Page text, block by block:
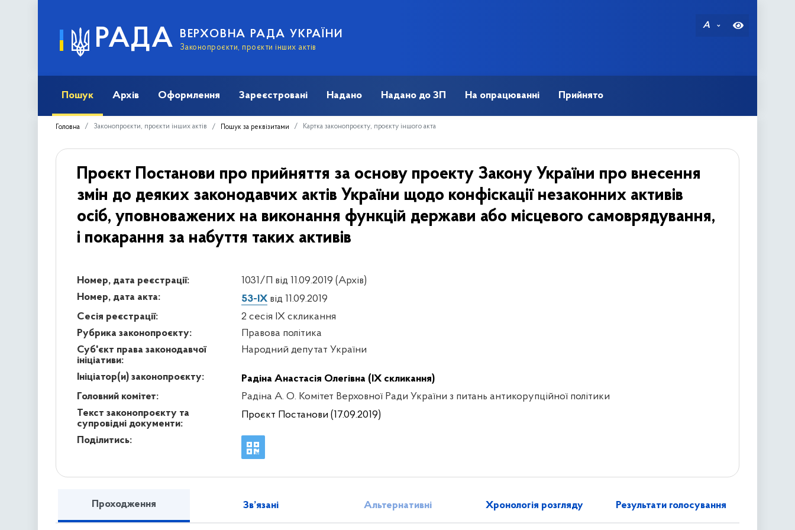
РАДА ВЕРХОВНА РАДА УКРАЇНИ
Законопроєкти, проєкти інших актів
A
Пошук Архів Оформлення Зареєстровані Надано Надано до ЗП На опрацюванні Прийнято
Головна Законопроєкти, проєкти інших актів Пошук за реквізитами Картка законопроєкту, проєкту іншого акта
Проєкт Постанови про прийняття за основу проекту Закону України про внесення
змін до деяких законодавчих актів України щодо конфіскації незаконних активів
осіб, уповноважених на виконання функцій держави або місцевого самоврядування,
і покарання за набуття таких активів
Номер, дата реєстрації:
1031/П від 11.09.2019 (Архів)
Номер, дата акта:
53-IX від 11.09.2019
Сесія реєстрації:
2 сесія IX скликання
Рубрика законопроєкту:
Правова політика
Суб'єкт права законодавчої
ініціативи:
Народний депутат України
Ініціатор(и) законопроєкту:
Радіна Анастасія Олегівна (IX скликання)
Головний комітет:
Радіна А. О. Комітет Верховної Ради України з питань антикорупційної політики
Текст законопроєкту та
супровідні документи:
Проєкт Постанови (17.09.2019)
Поділитись:
Проходження Зв’язані Альтернативні Хронологія розгляду Результати голосування